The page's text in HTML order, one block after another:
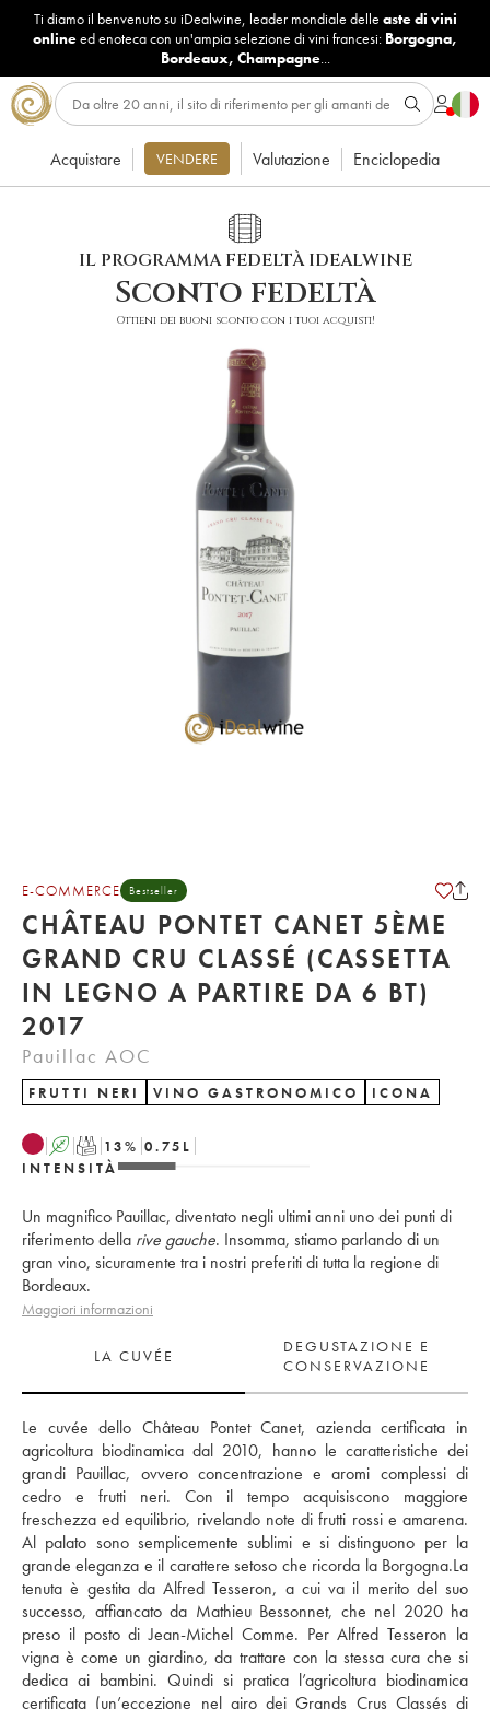
Ti diamo il benvenuto su iDealwine, leader mondiale delle aste di vini
onlineed enoteca con un'ampia selezione di vini francesi: Borgogna,
Bordeaux, Champagne...
Acquistare VENDERE Valutazione Enciclopedia
IL PROGRAMMA FEDELTÀ IDEALWINE
Sconto fedeltà
Ottieni dei buoni sconto con i tuoi acquisti!
E-COMMERCE Bestseller
CHÂTEAU PONTET CANET 5ÈME
GRAND CRU CLASSÉ (CASSETTA
IN LEGNO A PARTIRE DA 6 BT)
2017
Pauillac AOC
FRUTTI NERI VINO GASTRONOMICO ICONA
A T 13% 0.75 L
INTENSITÀ
Un magnifico Pauillac, diventato negli ultimi anni uno dei punti di
riferimento della rive gauche. Insomma, stiamo parlando di un
gran vino, sicuramente tra i nostri preferiti di tutta la regione di
Bordeaux.
Maggiori informazioni
LA CUVÉE
DEGUSTAZIONE E
CONSERVAZIONE
Le cuvée dello Château Pontet Canet, azienda certificata in
agricoltura biodinamica dal 2010, hanno le caratteristiche dei
grandi Pauillac, ovvero concentrazione e aromi complessi di
cedro e frutti neri. Con il tempo acquisiscono maggiore
freschezza ed equilibrio, rivelando note di frutti rossi e amarena.
Al palato sono semplicemente sublimi e si distinguono per la
grande eleganza e il carattere setoso che ricorda la Borgogna.La
tenuta è gestita da Alfred Tesseron, a cui va il merito del suo
successo, affiancato da Mathieu Bessonnet, che nel 2020 ha
preso il posto di Jean-Michel Comme. Per Alfred Tesseron la
vigna è come un giardino, da trattare con la stessa cura che si
dedica ai bambini. Quindi si pratica l’agricoltura biodinamica
certificata (un’eccezione nel giro dei Grands Crus Classés di